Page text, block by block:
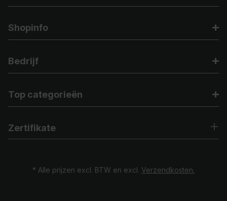
Shopinfo
Bedrijf
Top categorieën
Zertifikate
* Alle prijzen excl. BTW en excl. Verzendkosten.